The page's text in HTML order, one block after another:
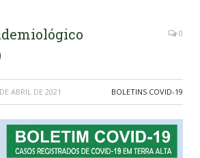
0
ABRIL DE 2021 BOLETINS COVID-19